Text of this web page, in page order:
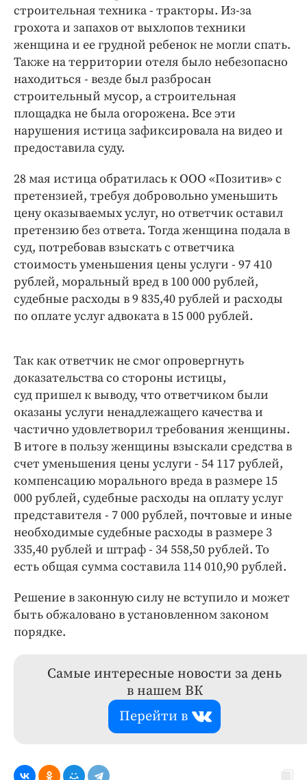
строительная техника - тракторы. Из-за
грохота и запахов от выхлопов техники
женщина и ее грудной ребенок не могли спать.
Также на территории отеля было небезопасно
находиться - везде был разбросан
строительный мусор, а строительная
площадка не была огорожена. Все эти
нарушения истица зафиксировала на видео и
предоставила суду.
28 мая истица обратилась к ООО «Позитив» с
претензией, требуя добровольно уменьшить
цену оказываемых услуг, но ответчик оставил
претензию без ответа. Тогда женщина подала в
суд, потребовав взыскать с ответчика
стоимость уменьшения цены услуги - 97 410
рублей, моральный вред в 100 000 рублей,
судебные расходы в 9 835,40 рублей и расходы
по оплате услуг адвоката в 15 000 рублей.
Так как ответчик не смог опровергнуть
доказательства со стороны истицы,
суд пришел к выводу, что ответчиком были
оказаны услуги ненадлежащего качества и
частично удовлетворил требования женщины.
В итоге в пользу женщины взыскали средства в
счет уменьшения цены услуги - 54 117 рублей,
компенсацию морального вреда в размере 15
000 рублей, судебные расходы на оплату услуг
представителя - 7 000 рублей, почтовые и иные
необходимые судебные расходы в размере 3
335,40 рублей и штраф - 34 558,50 рублей. То
есть общая сумма составила 114 010,90 рублей.
Решение в законную силу не вступило и может
быть обжаловано в установленном законом
порядке.
Самые интересные новости за день
в нашем ВК
Перейти в